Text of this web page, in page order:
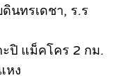
นทรเดชา, ร.ร
ะปิ แม็คโคร 2 กม.
หง